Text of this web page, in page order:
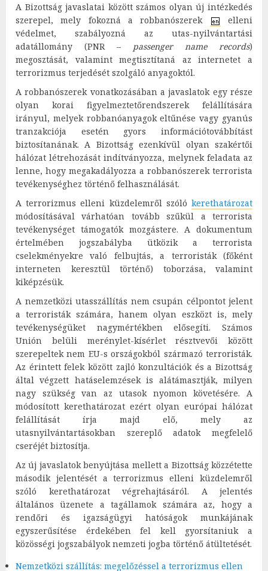
A Bizottság javaslatai között számos olyan új intézkedés
szerepel, mely fokozná a robbanószerek
elleni
védelmet, szabályozná az utas-nyilvántartási
adatállomány (PNR – passenger name records)
megosztását, valamint megtisztítaná az internetet a
terrorizmus terjedését szolgáló anyagoktól.
A robbanószerek vonatkozásában a javaslatok egy része
olyan korai figyelmeztetőrendszerek felállítására
irányul, melyek robbanóanyagok eltűnése vagy gyanús
tranzakciója esetén gyors információtovábbítást
biztosítanának. A Bizottság ezenkívül olyan szakértői
hálózat létrehozását indítványozza, melynek feladata az
lenne, hogy megakadályozza a robbanószerek terrorista
tevékenységhez történő felhasználását.
A terrorizmus elleni küzdelemről szóló kerethatározat
módosításával várhatóan tovább szűkül a terrorista
tevékenységet támogatók mozgástere. A dokumentum
értelmében jogszabályba ütközik a terrorista
cselekményekre való felbujtás, a terroristák (főként
interneten keresztül történő) toborzása, valamint
kiképzésük.
A nemzetközi utasszállítás nem csupán célpontot jelent
a terroristák számára, hanem olyan eszközt is, mely
tevékenységüket nagymértékben elősegíti. Számos
Unión belüli merénylet-kísérlet résztvevői között
szerepeltek nem EU-s országokból származó terroristák.
Az érintett felek között zajló konzultációk és a Bizottság
által végzett hatáselemzések is alátámasztják, milyen
nagy szükség van az utasok nyomon követésére. A
módosított kerethatározat ezért olyan európai hálózat
felállítását írja majd elő, mely az
utasnyilvántartásokban szereplő adatok megfelelő
cseréjét biztosítja.
Az új javaslatok benyújtása mellett a Bizottság közzétette
második jelentését a terrorizmus elleni küzdelemről
szóló kerethatározat végrehajtásáról. A jelentés
általános üzenete a tagállamok számára az, hogy a
rendőri és igazságügyi hatóságok munkájának
egyszerűsítése érdekében fel kell gyorsítaniuk a
közösségi jogszabályok nemzeti jogba történő átültetését.
Nemzetközi szállítás: megelőzéssel a terrorizmus ellen